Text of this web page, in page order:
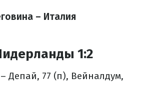
– Италия
1:2
Депай, 77 (п), Вейналдум,